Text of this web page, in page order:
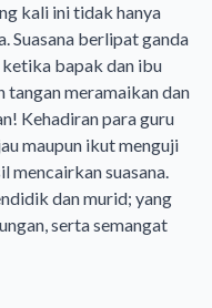
kali ini tidak hanya
Suasana berlipat ganda
ketika bapak dan ibu
meramaikan dan
Kehadiran para guru
maupun ikut menguji
mencairkan suasana.
dan murid; yang
serta semangat